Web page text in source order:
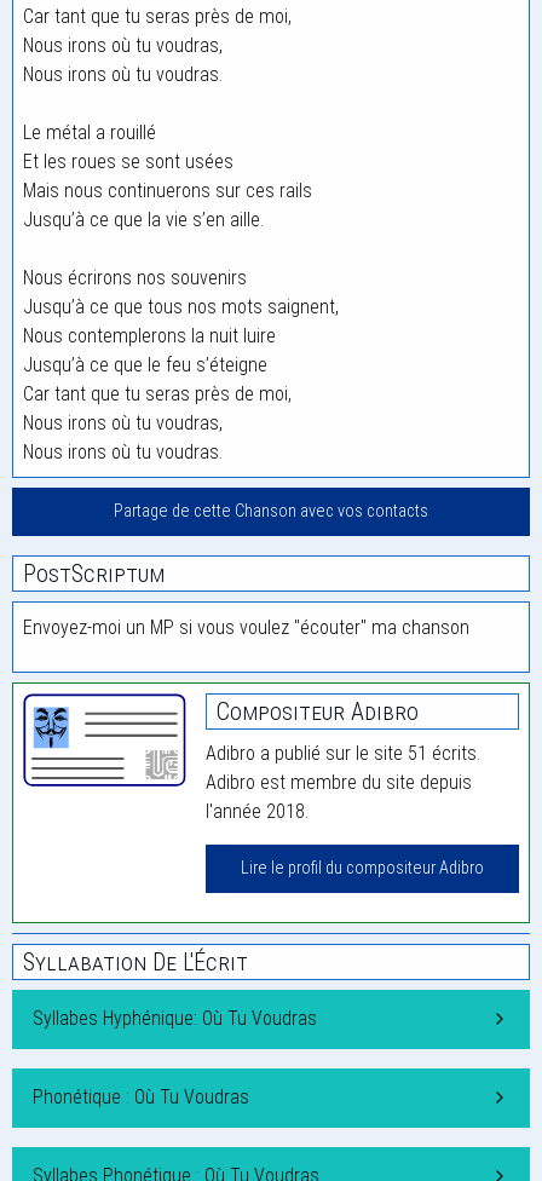
Car tant que tu seras près de moi,
Nous irons où tu voudras,
Nous irons où tu voudras.
Le métal a rouillé
Et les roues se sont usées
Mais nous continuerons sur ces rails
Jusqu’à ce que la vie s’en aille.
Nous écrirons nos souvenirs
Jusqu’à ce que tous nos mots saignent,
Nous contemplerons la nuit luire
Jusqu’à ce que le feu s’éteigne
Car tant que tu seras près de moi,
Nous irons où tu voudras,
Nous irons où tu voudras.
Partage de cette Chanson avec vos contacts
PostScriptum
Envoyez-moi un MP si vous voulez "écouter" ma chanson
Compositeur Adibro
Adibro a publié sur le site 51 écrits.
Adibro est membre du site depuis
l'année 2018.
Lire le profil du compositeur Adibro
Syllabation De L'Écrit
Syllabes Hyphénique: Où Tu Voudras
Phonétique : Où Tu Voudras
Syllabes Phonétique : Où Tu Voudras